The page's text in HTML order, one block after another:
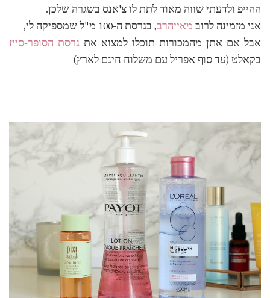
ההייפ ולדעתי שווה מאוד לתת לו צ'אנס בשגרה שלכן.
אני מזמינה לרוב מאייהרב, בגרסת ה-100 מ"ל שמספיקה לי,
אבל אם אתן מהמכורות תוכלו למצוא את גרסת הסופר-סייז
בקאלט (עד סוף אפריל עם משלוח חינם לארץ)